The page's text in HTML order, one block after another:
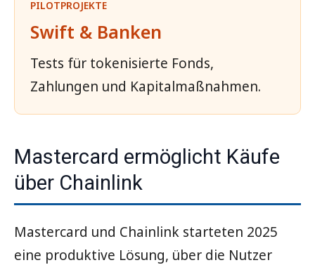
PILOTPROJEKTE
Swift & Banken
Tests für tokenisierte Fonds,
Zahlungen und Kapitalmaßnahmen.
Mastercard ermöglicht Käufe
über Chainlink
Mastercard und Chainlink starteten 2025
eine produktive Lösung, über die Nutzer